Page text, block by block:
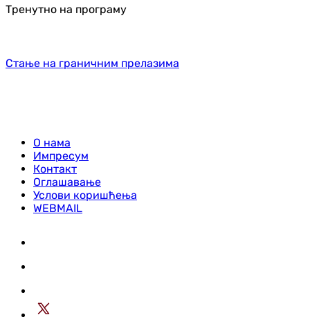
Тренутно на програму
Стање на граничним прелазима
О нама
Импресум
Контакт
Оглашавање
Услови коришћења
WEBMAIL